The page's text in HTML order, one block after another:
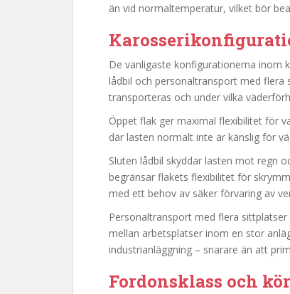
än vid normaltemperatur, vilket bör
De vanligaste konfigurationerna inom
lådbil och personaltransport med
transporteras och under vilka
Öppet flak ger maximal flexibilitet för
där lasten normalt inte är känslig för
Sluten lådbil skyddar lasten mot regn
begränsar flakets flexibilitet för
med ett behov av säker förvaring av
Personaltransport med flera
mellan arbetsplatser inom en stor
industrianläggning – snarare än att
Fordonsklass och